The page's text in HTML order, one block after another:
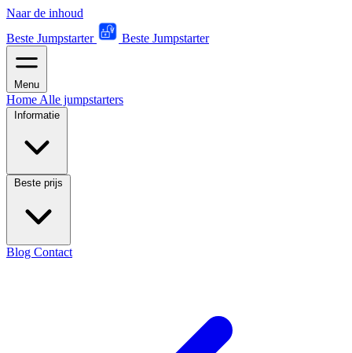
Naar de inhoud
Beste Jumpstarter
Beste Jumpstarter
Menu
Home Alle jumpstarters
Informatie
Beste prijs
Blog Contact